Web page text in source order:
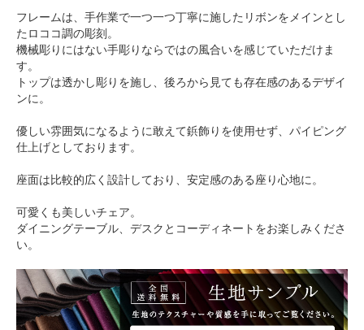
フレームは、手作業で一つ一つ丁寧に施したリボンをメインとし
たロココ調の彫刻。
機械彫りにはない手彫りならではの風合いを感じていただけま
す。
トップは透かし彫りを施し、後ろから見ても存在感のあるデザイ
ンに。
優しい雰囲気になるように敢えて鋲飾りを使用せず、パイピング
仕上げとしております。
座面は比較的広く設計しており、安定感のある座り心地に。
可愛くも美しいチェア。
ダイニングテーブル、デスクとコーディネートをお楽しみくださ
い。